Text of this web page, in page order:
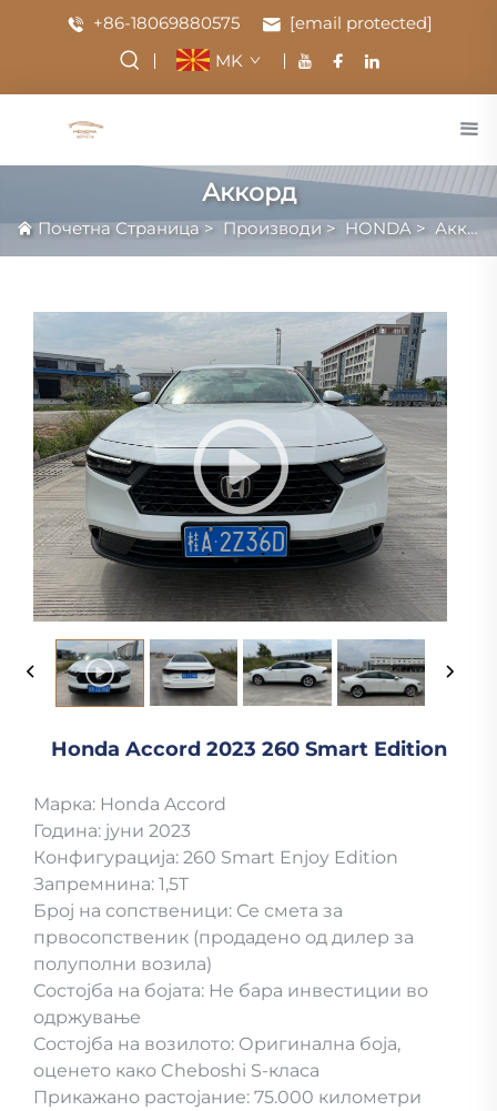
+86-18069880575
[email protected]
MK
Аккорд
Почетна Страница > Производи > HONDA > Аккорд
Honda Accord 2023 260 Smart Edition
Марка: Honda Accord
Година: јуни 2023
Конфигурација: 260 Smart Enjoy Edition
Запремнина: 1,5T
Број на сопственици: Се смета за
првосопственик (продадено од дилер за
полуполни возила)
Состојба на бојата: Не бара инвестиции во
одржување
Состојба на возилото: Оригинална боја,
оценето како Cheboshi S-класа
Прикажано растојание: 75.000 километри